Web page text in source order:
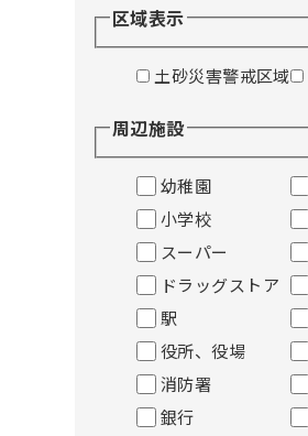
区域表示
土砂災害警戒区域
周辺施設
幼稚園
小学校
スーパー
ドラッグストア
駅
役所、役場
消防署
銀行